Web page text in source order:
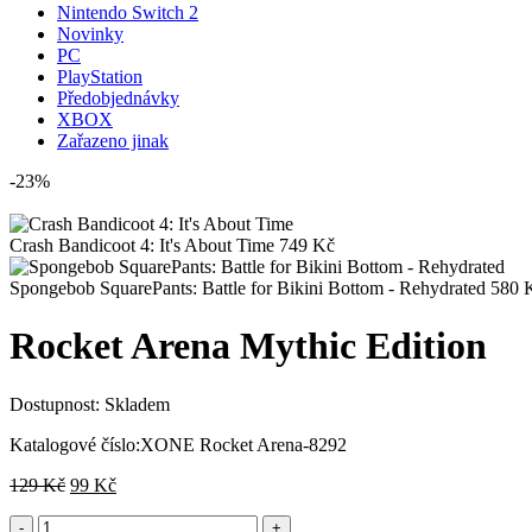
Nintendo Switch 2
Novinky
PC
PlayStation
Předobjednávky
XBOX
Zařazeno jinak
-23%
Crash Bandicoot 4: It's About Time 749 Kč
Spongebob SquarePants: Battle for Bikini Bottom - Rehydrated 580
Rocket Arena Mythic Edition
Dostupnost: Skladem
Katalogové číslo:XONE Rocket Arena-8292
129Kč Původní
99 KčAktuální